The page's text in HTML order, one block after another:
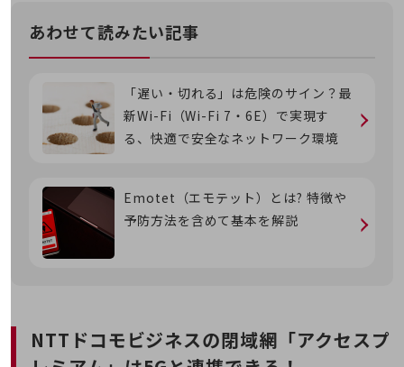
お役立ち資料ダウンロード
トレンド記事特集
IT用語集
中堅中小企業向け
課題やニーズに合ったサービスをご紹介し、
中堅中小企業のビジネスをサポート！
お悩みから見つける
お悩みから見つけるTOP
モバイル・音声
バックオフィス
あわせて読みたい記事
「遅い・切れる」は危険のサイン？最
新Wi-Fi（Wi-Fi 7・6E）で実現す
る、快適で安全なネットワーク環境
Emotet（エモテット）とは? 特徴や
予防方法を含めて基本を解説
NTTドコモビジネスの閉域網「アクセスプ